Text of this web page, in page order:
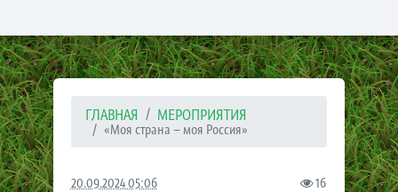
ГЛАВНАЯ МЕРОПРИЯТИЯ
«Моя страна – моя Россия»
20.09.2024 05:06 16